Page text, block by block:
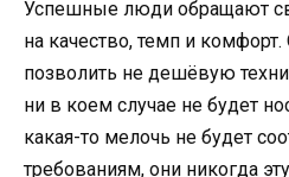
Успешные люди обращают
на качество, темп и
позволить не дешёвую
ни в коем случае не будет
какая-то мелочь не будет
требованиям, они никогда